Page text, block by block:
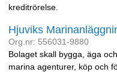
kreditrörelse.
Hjuviks
Org.nr: 556031-9880
Bolaget skall bygga, äga
marina agenturer, köp och